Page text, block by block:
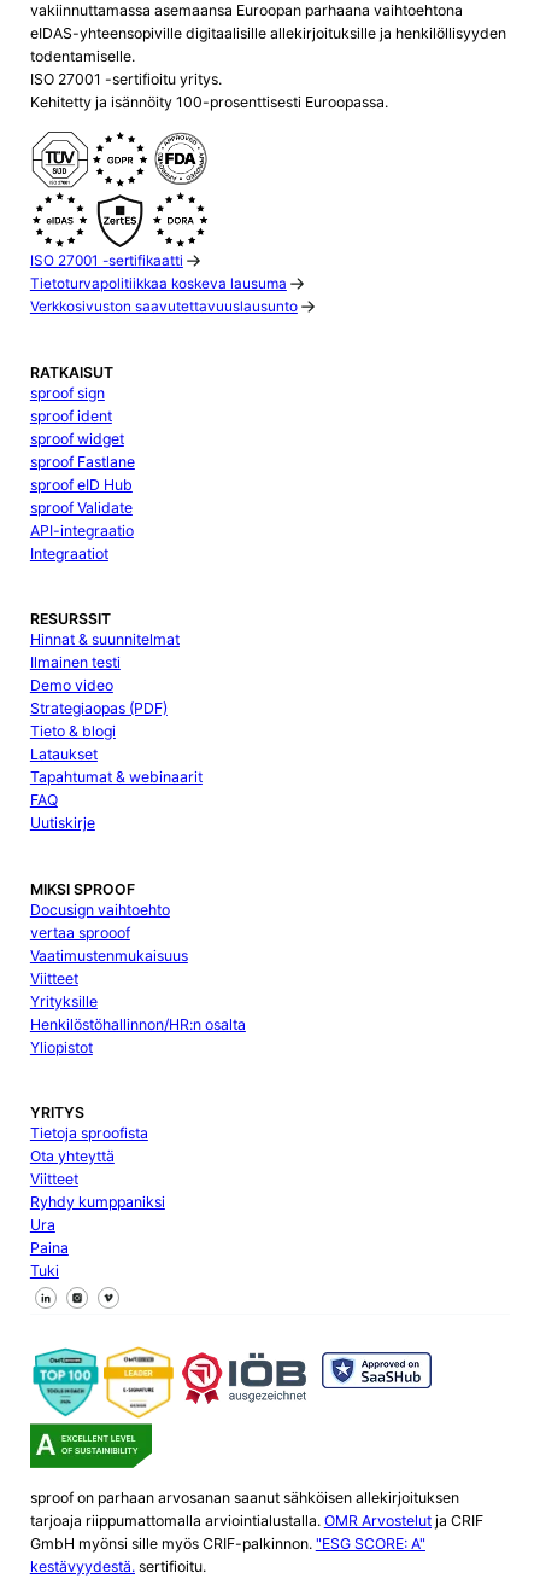
vakiinnuttamassa asemaansa Euroopan parhaana vaihtoehtona
eIDAS-yhteensopiville digitaalisille allekirjoituksille ja henkilöllisyyden
todentamiselle.
ISO 27001 -sertifioitu yritys.
Kehitetty ja isännöity 100-prosenttisesti Euroopassa.
ISO 27001 -sertifikaatti
Tietoturvapolitiikkaa koskeva lausuma
Verkkosivuston saavutettavuuslausunto
RATKAISUT
sproof sign
sproof ident
sproof widget
sproof Fastlane
sproof eID Hub
sproof Validate
API-integraatio
Integraatiot
RESURSSIT
Hinnat & suunnitelmat
Ilmainen testi
Demo video
Strategiaopas (PDF)
Tieto & blogi
Lataukset
Tapahtumat & webinaarit
FAQ
Uutiskirje
MIKSI SPROOF
Docusign vaihtoehto
vertaa sprooof
Vaatimustenmukaisuus
Viitteet
Yrityksille
Henkilöstöhallinnon/HR:n osalta
Yliopistot
YRITYS
Tietoja sproofista
Ota yhteyttä
Viitteet
Ryhdy kumppaniksi
Ura
Paina
Tuki
Seuraa meitä Facebookissa
Seuraa meitä X
Seuraa meitä LinkedInissä
sproof on parhaan arvosanan saanut sähköisen allekirjoituksen
tarjoaja riippumattomalla arviointialustalla. OMR Arvostelutja CRIF
GmbH myönsi sille myös CRIF-palkinnon. "ESG SCORE: A"
kestävyydestä.sertifioitu.